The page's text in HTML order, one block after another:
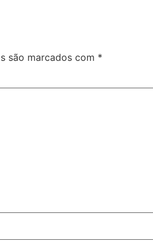
são marcados com *